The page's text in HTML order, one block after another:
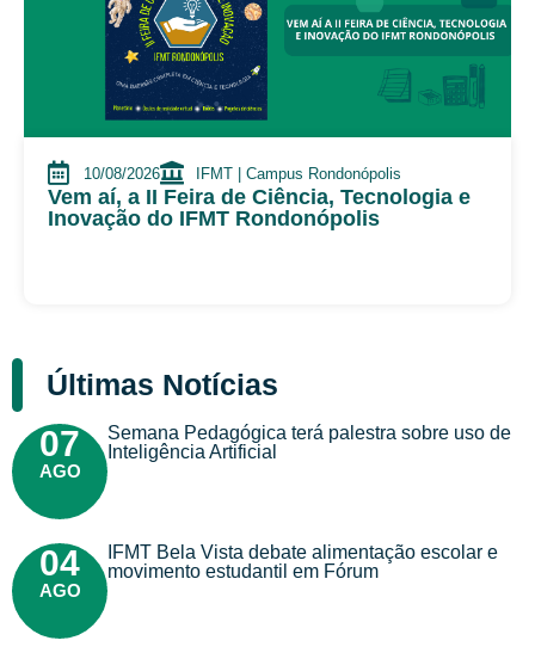
10/08/2026 IFMT | Campus Rondonópolis
Vem aí, a II Feira de Ciência, Tecnologia e
Inovação do IFMT Rondonópolis
Últimas Notícias
07
AGO
Semana Pedagógica terá palestra sobre uso de
Inteligência Artificial
04
AGO
IFMT Bela Vista debate alimentação escolar e
movimento estudantil em Fórum